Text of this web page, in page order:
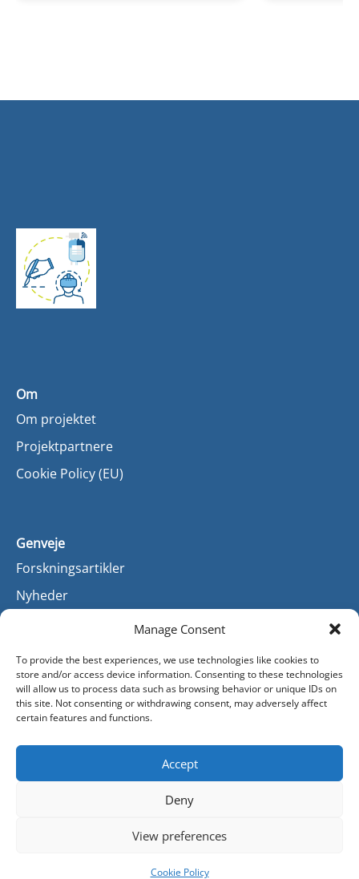
Manage Consent
To provide the best experiences, we use technologies like cookies to
store and/or access device information. Consenting to these technologies
will allow us to process data such as browsing behavior or unique IDs on
this site. Not consenting or withdrawing consent, may adversely affect
certain features and functions.
Accept
Deny
View preferences
Cookie Policy
Om
Om projektet
Projektpartnere
Cookie Policy (EU)
Genveje
Forskningsartikler
Nyheder
Kontakt
Kontakt